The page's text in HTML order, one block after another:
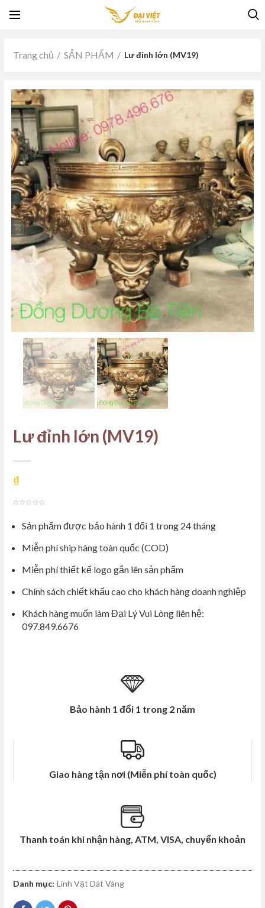
Trang chủ SẢN PHẨM Lư đỉnh lớn (MV19)
Lư đỉnh lớn (MV19)
₫
Sản phẩm được bảo hành 1 đổi 1 trong 24 tháng
Miễn phí ship hàng toàn quốc (COD)
Miễn phí thiết kế logo gắn lên sản phẩm
Chính sách chiết khấu cao cho khách hàng doanh nghiệp
Khách hàng muốn làm Đại Lý Vui Lòng liên hệ:
097.849.6676
Bảo hành 1 đổi 1 trong 2 năm
Giao hàng tận nơi (Miễn phí toàn quốc)
Thanh toán khi nhận hàng, ATM, VISA, chuyển khoản
Danh mục: Linh Vật Dát Vàng